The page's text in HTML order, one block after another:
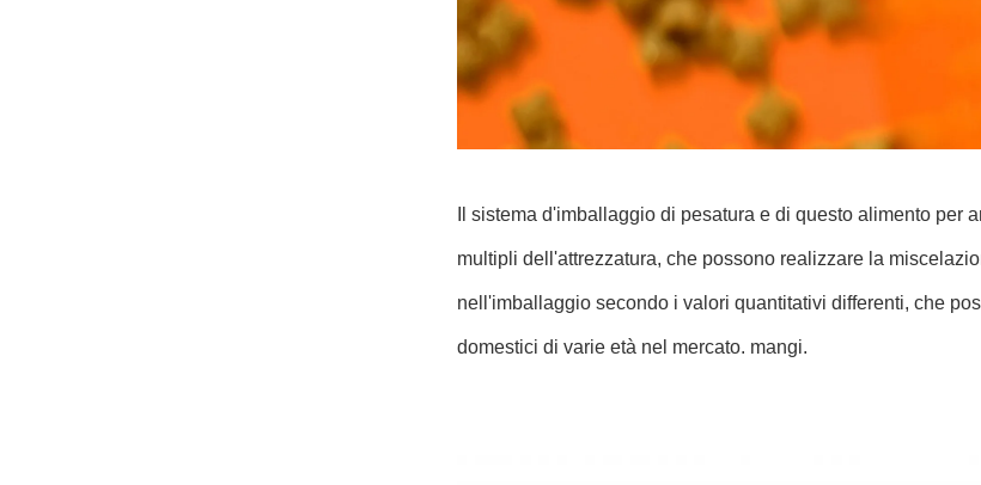
Il sistema d'imballaggio di pesatura e di questo alimento
multipli dell'attrezzatura, che possono realizzare la
nell'imballaggio secondo i valori quantitativi differenti, che
domestici di varie età nel mercato. mangi.